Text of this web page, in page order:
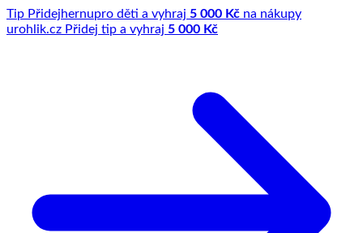
Tip Přidejhernupro děti a vyhraj 5 000 Kč na nákupy
urohlik.cz Přidej tip a vyhraj 5 000 Kč